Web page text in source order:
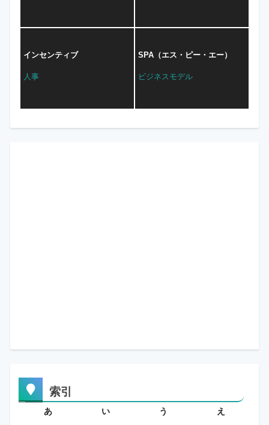
インセンティブ
人事
SPA（エス・ピー・エー）
ビジネスモデル
索引
あ い う
え